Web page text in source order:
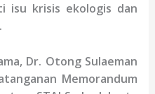
isu krisis ekologis dan
Dr. Otong Sulaeman
Memorandum